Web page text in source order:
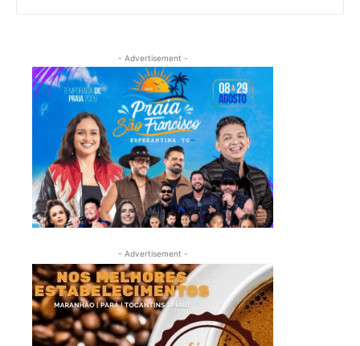
- Advertisement -
- Advertisement -